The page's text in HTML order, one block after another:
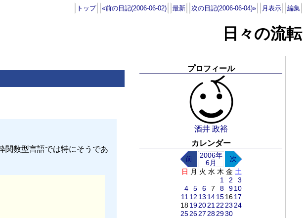
トップ «前の日記(2006-06-02) 最新 次の日記(2006-06-04)» 月表示 編集
日々の流転
関数型言語では特にそうであ
プロフィール
酒井 政裕
カレンダー
前
2006年
6月
次
日 月 火 水 木 金 土
1
2
3
4
5 6 7 8 9 10
11 12 13 14 15 16 17
18 19 20 21 22 23 24
25 26 27 28 2930